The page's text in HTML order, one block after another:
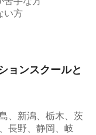
い方
ョンスクールと
、新潟、栃木、茨
長野、静岡、岐